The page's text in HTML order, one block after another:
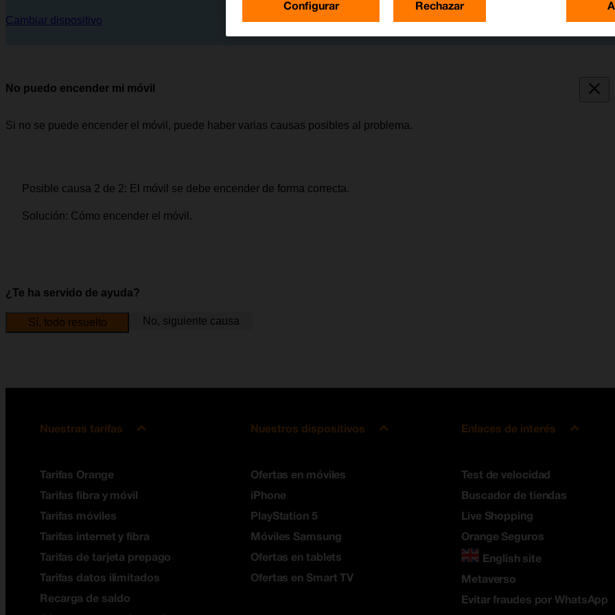
Cambiar dispositivo
No puedo encender mi móvil
Si no se puede encender el móvil, puede haber varias causas posibles al problema.
Posible causa 2 de 2: El móvil se debe encender de forma correcta.
Solución: Cómo encender el móvil.
¿Te ha servido de ayuda?
Sí, todo resuelto No, siguiente causa
Nuestras tarifas
Tarifas Orange
Tarifas fibra y móvil
Tarifas móviles
Tarifas internet y fibra
Tarifas de tarjeta prepago
Tarifas datos ilimitados
Recarga de saldo
Nuestros dispositivos
Ofertas en móviles
iPhone
PlayStation 5
Móviles Samsung
Ofertas en tablets
Ofertas en Smart TV
Enlaces de interés
Test de velocidad
Buscador de tiendas
Live Shopping
Orange Seguros
English site
Metaverso
Evitar fraudes por WhatsApp
Configurar Rechazar